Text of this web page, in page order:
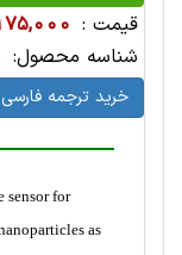
قیمت : 2,175,000
شناسه محصول:
خرید ترجمه فارسی
sensor for
as